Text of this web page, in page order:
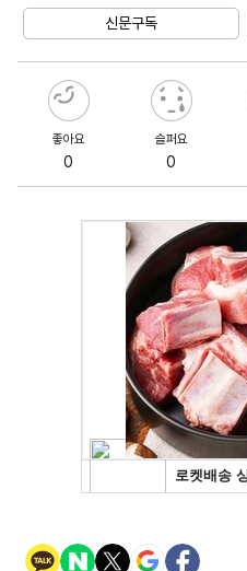
신문구독
좋아요
0
슬퍼요
0